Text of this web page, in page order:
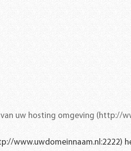
uw hosting omgeving (http://
www.uwdomeinnaam.nl:2222)